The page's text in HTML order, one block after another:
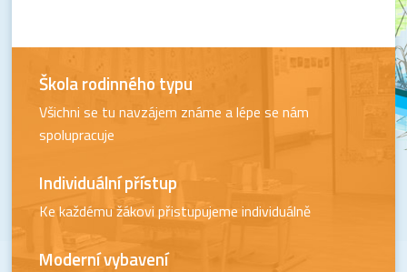
Škola rodinného typu
Všichni se tu navzájem známe a lépe se nám
spolupracuje
Individuální přístup
Ke každému žákovi přistupujeme individuálně
Moderní vybavení